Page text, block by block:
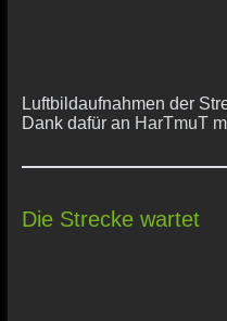
Luftbildaufnahmen der
Dank dafür an HarTmuT
Die Strecke wartet